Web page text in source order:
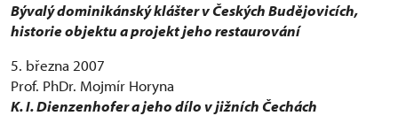
Bývalý dominikánský klášter v Českých Budějovicích,
historie objektu a projekt jeho restaurování
5. března 2007
Prof. PhDr. Mojmír Horyna
K. I. Dienzenhofer a jeho dílo v jižních Čechách